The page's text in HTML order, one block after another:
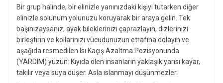
Bir grup halinde, bir elinizle yanınızdaki kişiyi tutarken diğer
elinizle solunum yolunuzu koruyarak bir araya gelin. Tek
başınızaysanız, ayak bileklerinizi çaprazlayın, dizlerinizi
birleştirin ve kollarınızı vücudunuzun etrafına dolayın ve
aşağıda resmedilen Isı Kaçış Azaltma Pozisyonunda
(YARDIM) yüzün: Kıyıda ölen insanların yaklaşık yarısı kayar,
takılır veya suya düşer. Asla ıslanmayı düşünmezler.